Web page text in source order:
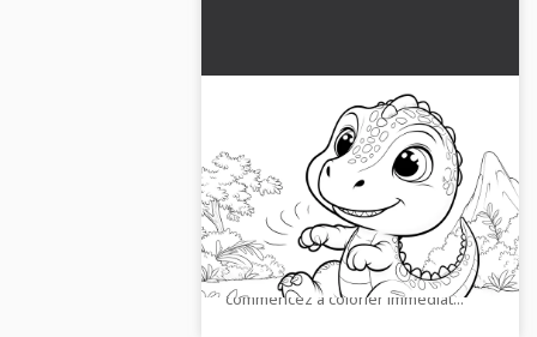
Le bébé dinosaure combat
dans la vallée verte
(coloriage)
Émerveillez-vous devant cette image
de dinosaure à colorier avec un
décor majestueux. Obtenez le
téléchargement gratuit et
commencez à colorier immédiat...